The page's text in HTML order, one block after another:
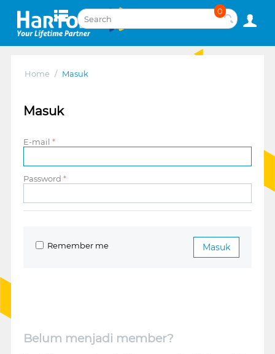
0
Home / Masuk
Masuk
E-mail
Password
Masuk
Remember me
Belum menjadi member?